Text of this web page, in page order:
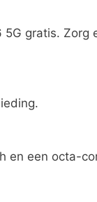
gratis. Zorg
en een octa-